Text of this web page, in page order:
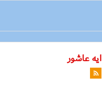
ايه عاشور